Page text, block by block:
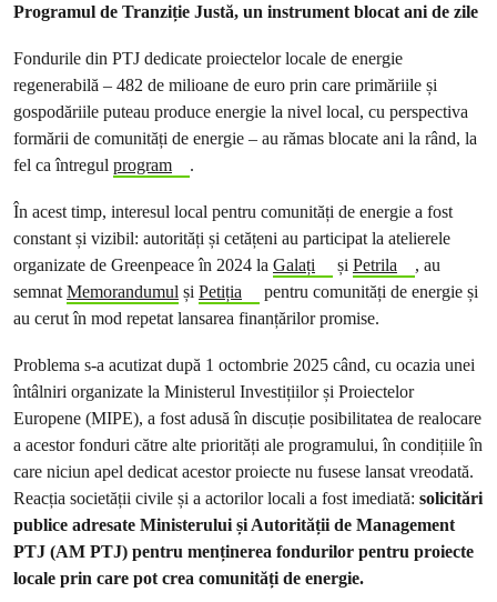
Programul de Tranziție Justă, un instrument blocat ani de zile
Fondurile din PTJ dedicate proiectelor locale de energie
regenerabilă – 482 de milioane de euro prin care primăriile și
gospodăriile puteau produce energie la nivel local, cu perspectiva
formării de comunități de energie – au rămas blocate ani la rând, la
fel ca întregul program .
În acest timp, interesul local pentru comunități de energie a fost
constant și vizibil: autorități și cetățeni au participat la atelierele
organizate de Greenpeace în 2024 la Galați și Petrila
, au
semnatMemorandumul și Petiția
pentru comunități de energie și
au cerut în mod repetat lansarea finanțărilor promise.
Problema s-a acutizat după 1 octombrie 2025 când, cu ocazia unei
întâlniri organizate la Ministerul Investițiilor și Proiectelor
Europene (MIPE), a fost adusă în discuție posibilitatea de realocare
a acestor fonduri către alte priorități ale programului, în condițiile în
care niciun apel dedicat acestor proiecte nu fusese lansat vreodată.
Reacția societății civile și a actorilor locali a fost imediată: solicitări
publice adresate Ministerului și Autorității de Management
PTJ (AM PTJ) pentru menținerea fondurilor pentru proiecte
locale prin care pot crea comunități de energie.